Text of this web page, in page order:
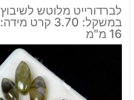
לברדורייט מלוטש לשיבוץ
16 מ"מ